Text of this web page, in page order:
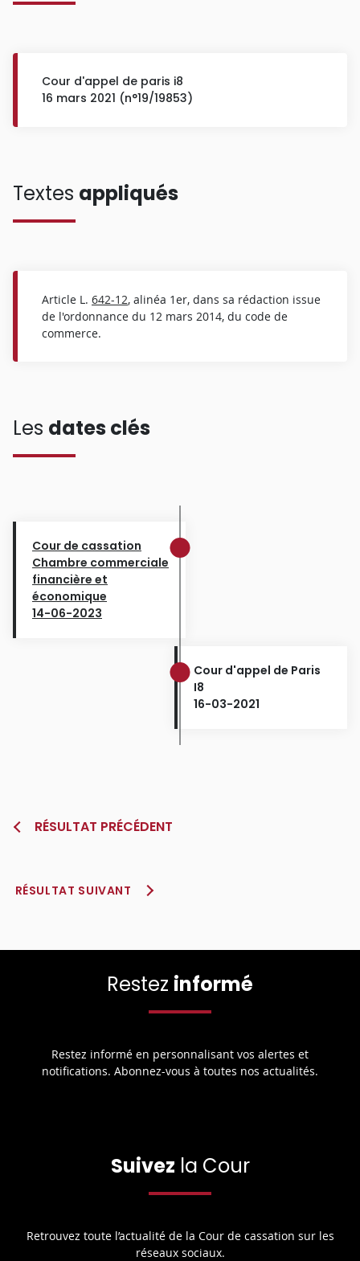
Cour d'appel de paris i8
16 mars 2021 (n°19/19853)
Textes appliqués
Article L. 642-12, alinéa 1er, dans sa rédaction issue
de l'ordonnance du 12 mars 2014, du code de
commerce.
Les dates clés
Cour de cassation
Chambre commerciale
financière et
économique
14-06-2023
Cour d'appel de Paris
I8
16-03-2021
RÉSULTAT PRÉCÉDENT
RÉSULTAT SUIVANT
Restez informé
Restez informé en personnalisant vos alertes et
notifications. Abonnez-vous à toutes nos actualités.
Suivez la Cour
Retrouvez toute l’actualité de la Cour de cassation sur les
réseaux sociaux.